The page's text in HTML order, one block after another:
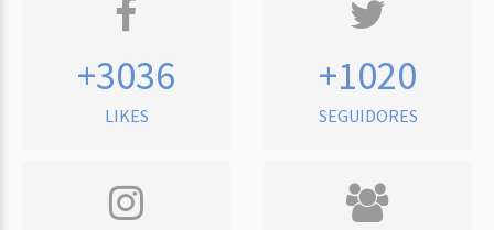
+3036
LIKES
+1020
SEGUIDORES